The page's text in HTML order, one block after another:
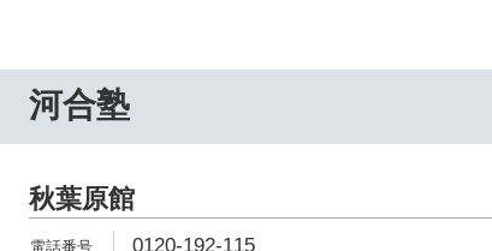
河合塾
秋葉原館
0120-192-115